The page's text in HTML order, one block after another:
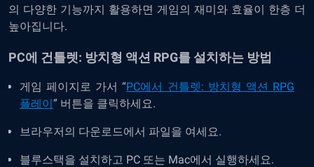
의 다양한 기능까지 활용하면 게임의 재미와 효율이 한층 더
높아집니다.
PC에 건틀렛: 방치형 액션 RPG를 설치하는 방법
게임 페이지로 가서 “PC에서 건틀렛: 방치형 액션 RPG
플레이” 버튼을 클릭하세요.
브라우저의 다운로드에서 파일을 여세요.
블루스택을 설치하고 PC 또는 Mac에서 실행하세요.